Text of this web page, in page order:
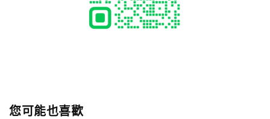
您可能也喜歡